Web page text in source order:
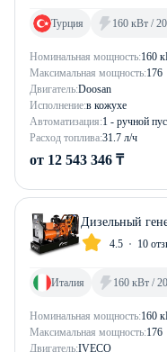
Номинальная мощность:160
Максимальная мощность:176
Двигатель:Doosan
Исполнение:в кожухе
Автоматизация:1 - ручной
Расход топлива:31.7 л/ч
Турция 160 кВт /
от 12 543 346 ₸
Дизельный
4.5 10
Номинальная мощность:160
Максимальная мощность:176
Двигатель:IVECO
Италия 160 кВт /